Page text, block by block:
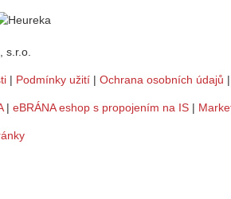
s.r.o.
| Podmínky užití | Ochrana osobních údajů
| eBRÁNA eshop s propojením na IS |